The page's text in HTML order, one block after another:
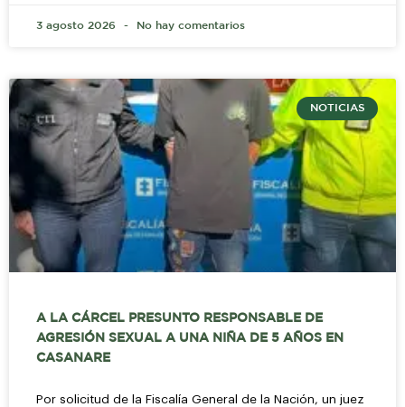
3 agosto 2026 No hay comentarios
NOTICIAS
A LA CÁRCEL PRESUNTO RESPONSABLE DE
AGRESIÓN SEXUAL A UNA NIÑA DE 5 AÑOS EN
CASANARE
Por solicitud de la Fiscalía General de la Nación, un juez